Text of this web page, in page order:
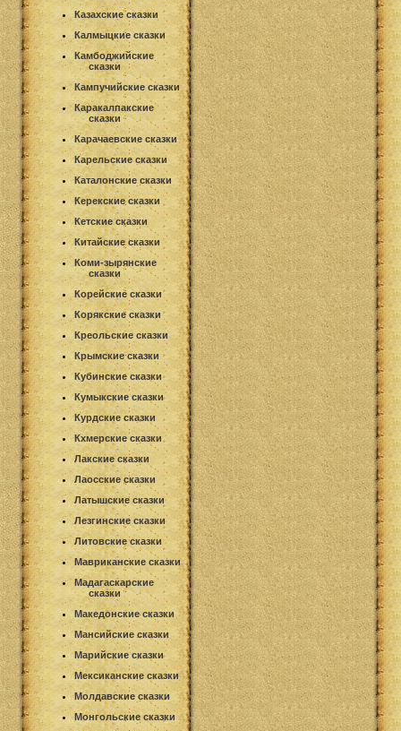
Казахские сказки
Калмыцкие сказки
Камбоджийские
сказки
Кампучийские сказки
Каракалпакские
сказки
Карачаевские сказки
Карельские сказки
Каталонские сказки
Керекские сказки
Кетские сказки
Китайские сказки
Коми-зырянские
сказки
Корейские сказки
Корякские сказки
Креольские сказки
Крымские сказки
Кубинские сказки
Кумыкские сказки
Курдские сказки
Кхмерские сказки
Лакские сказки
Лаосские сказки
Латышские сказки
Лезгинские сказки
Литовские сказки
Мавриканские сказки
Мадагаскарские
сказки
Македонские сказки
Мансийские сказки
Марийские сказки
Мексиканские сказки
Молдавские сказки
Монгольские сказки